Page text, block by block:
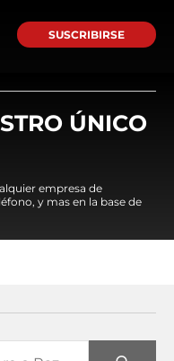
SUSCRIBIRSE
ÚNICO
empresa de
y mas en la base de